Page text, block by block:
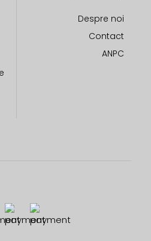
Despre noi
Contact
ANPC